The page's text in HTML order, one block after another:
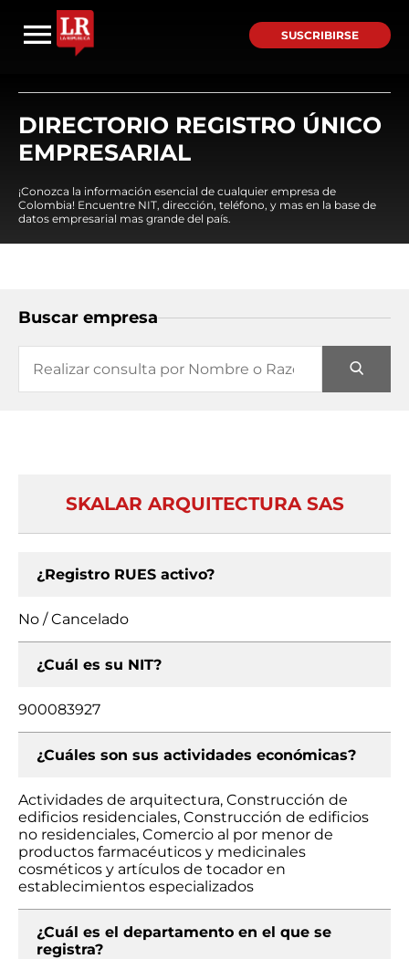
SUSCRIBIRSE
DIRECTORIO REGISTRO ÚNICO
EMPRESARIAL
¡Conozca la información esencial de cualquier empresa de
Colombia! Encuentre NIT, dirección, teléfono, y mas en la base de
datos empresarial mas grande del país.
Buscar empresa
SKALAR ARQUITECTURA SAS
¿Registro RUES activo?
No / Cancelado
¿Cuál es su NIT?
900083927
¿Cuáles son sus actividades económicas?
Actividades de arquitectura, Construcción de
edificios residenciales, Construcción de edificios
no residenciales, Comercio al por menor de
productos farmacéuticos y medicinales
cosméticos y artículos de tocador en
establecimientos especializados
¿Cuál es el departamento en el que se
registra?